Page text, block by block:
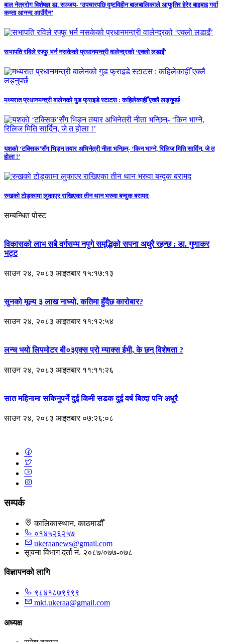
बाल नेत्ररोग विशेषज्ञ डा. सञ्जय- ‘उपचारपछि दृष्टविहीन बालबालिकाले आफूतिर हेरेर बाइबाइ गर्दा
कम्ता आनन्द आउँदैन’
सभापति रविले रफ्फु भर्न नसकेको प्रधानमन्त्री वालेन्द्रको ‘एक्लो लडाइँ’
मध्यरात प्रधानमन्त्री बालेनको गुड फ्राइडे स्टाटस : कहिलेकाहीँ एक्लै लड्नुपर्छ
यशको ‘टक्सिक’सँग भिड्न तयार अभिनेत्री नीता भन्छिन्- ‘किन भाग्ने, रिलिज मिति सार्दिन, जे त
होला !’
रुखको टोड्कामा लुकाएर राखिएका तीन थान भरुवा बन्दुक बरामद
सम्बन्धित पोस्ट
विकासको लाभ सबै वर्गसम्म नपुगे समृद्धिको सपना अधुरै रहन्छ : डा. गुणाकर
भट्ट
साउन २४, २०८३ आइतबार १५:१७:१३
सुनको मूल्य ३ लाख नाघ्यो, कतिमा हुँदैछ कारोबार?
साउन २४, २०८३ आइतबार ११:१२:५४
लन्च भयो लिपमोटर बी०३एक्स प्रो म्याक्स ईभी, के छन् विशेषता ?
साउन २४, २०८३ आइतबार ११:११:२६
सात महिनामा सकिनुपर्ने दुई किमी सडक दुई वर्ष बित्दा पनि अधुरै
साउन २४, २०८३ आइतबार ०७:२६:०८
सम्पर्क
कालिकास्थान, काठमाडौँ
०१४५२६२५७
ukeraanews@gmail.com
सूचना विभाग दर्ता नं. २०८७/०७७-०७८
विज्ञापनको लागि
९८४१८७९९९९
mkt.ukeraa@gmail.com
अध्यक्ष